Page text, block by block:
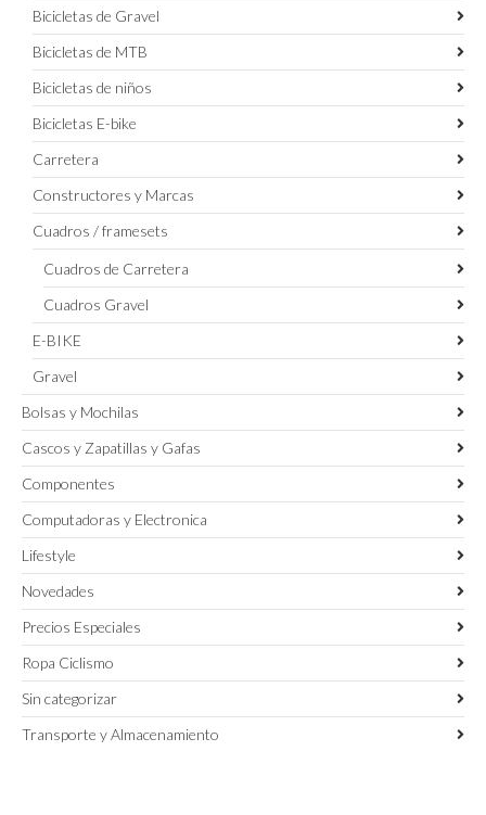
Bicicletas de Gravel
Bicicletas de MTB
Bicicletas de niños
Bicicletas E-bike
Carretera
Constructores y Marcas
Cuadros / framesets
Cuadros de Carretera
Cuadros Gravel
E-BIKE
Gravel
Bolsas y Mochilas
Cascos y Zapatillas y Gafas
Componentes
Computadoras y Electronica
Lifestyle
Novedades
Precios Especiales
Ropa Ciclismo
Sin categorizar
Transporte y Almacenamiento